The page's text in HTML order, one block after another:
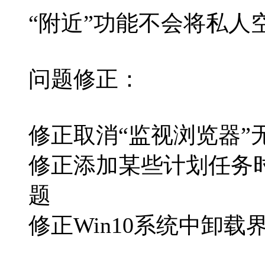
“附近”功能不会将私人
问题修正：
修正取消“监视浏览器”
修正添加某些计划任务
题
修正Win10系统中卸载